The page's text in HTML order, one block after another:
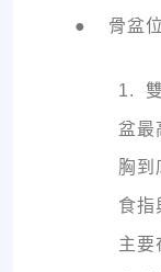
● 骨盆位
1.
盆最
胸到
食指
主要